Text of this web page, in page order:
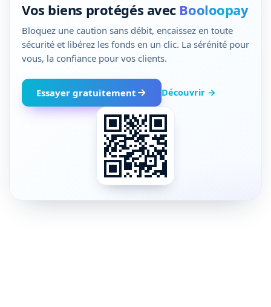
Vos biens protégés avec Booloopay
Bloquez une caution sans débit, encaissez en toute
sécurité et libérez les fonds en un clic. La sérénité pour
vous, la confiance pour vos clients.
Essayer gratuitement Découvrir →